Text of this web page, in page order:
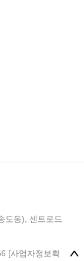
도동), 센트로드
[사업자정보확